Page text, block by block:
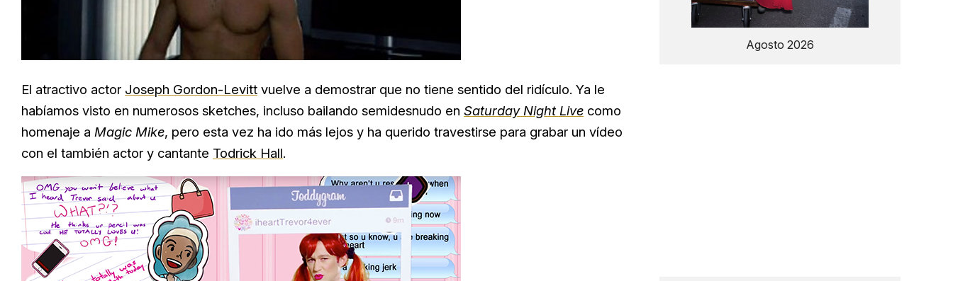
El atractivo actor Joseph Gordon-Levitt vuelve a demostrar que no tiene sentido del ridículo. Ya le
habíamos visto en numerosos sketches, incluso bailando semidesnudo en Saturday Night Live como
homenaje a Magic Mike, pero esta vez ha ido más lejos y ha querido travestirse para grabar un vídeo
con el también actor y cantante Todrick Hall.
Agosto 2026